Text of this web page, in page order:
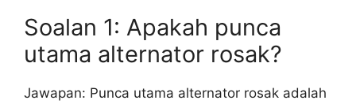
Soalan 1: Apakah punca
utama alternator rosak?
Jawapan: Punca utama alternator rosak adalah